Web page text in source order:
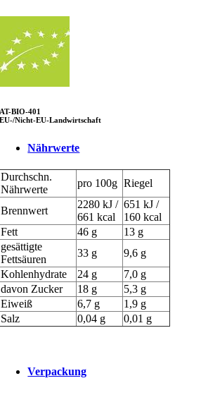
AT-BIO-401
EU-/Nicht-EU-Landwirtschaft
Nährwerte
Durchschn.
Nährwerte
pro 100g Riegel
Brennwert
2280 kJ /
661 kcal
651 kJ /
160 kcal
Fett
46 g
13 g
gesättigte
Fettsäuren
33 g
9,6 g
Kohlenhydrate
24 g
7,0 g
davon Zucker
18 g
5,3 g
Eiweiß
6,7 g
1,9 g
Salz
0,04 g 0,01 g
Verpackung